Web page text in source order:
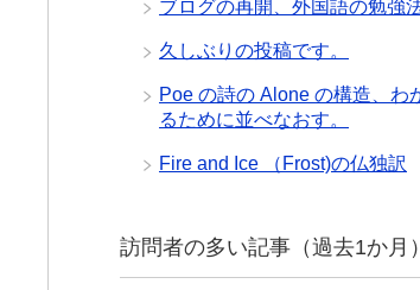
ブログの再開、外国語の勉強
久しぶりの投稿です。
Poe の詩の Alone の構造、わ
るために並べなおす。
Fire and Ice （Frost)の仏独訳
訪問者の多い記事（過去1か月）